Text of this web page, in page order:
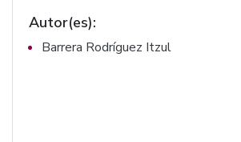
Autor(es):
Barrera Rodríguez Itzul